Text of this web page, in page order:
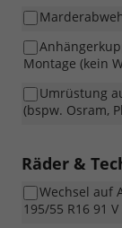
Montage (kein
Umrüstung
(bspw. Osram,
Räder &
Wechsel auf
195/55 R16 91